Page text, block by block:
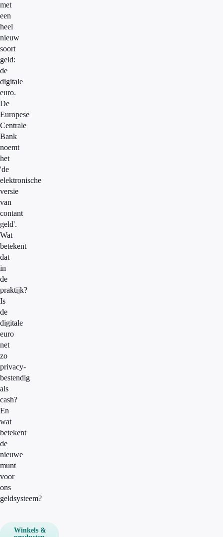
met
een
heel
nieuw
soort
geld:
de
digitale
euro.
De
Europese
Centrale
Bank
noemt
het
'de
elektronische
versie
van
contant
geld'.
Wat
betekent
dat
in
de
praktijk?
Is
de
digitale
euro
net
zo
privacy-
bestendig
als
cash?
En
wat
betekent
de
nieuwe
munt
voor
ons
geldsysteem?
Winkels &